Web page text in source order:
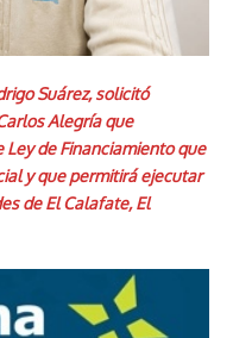
Suárez, solicitó
Alegría que
de Financiamiento que
y que permitirá ejecutar
de El Calafate, El